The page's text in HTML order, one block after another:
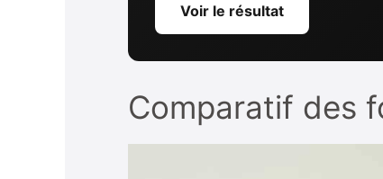
Voir le résultat
Comparatif des